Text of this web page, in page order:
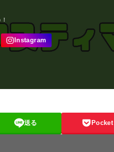
送る Pocket